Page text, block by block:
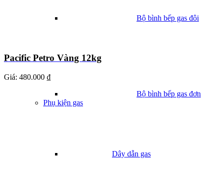
Bộ bình bếp gas đôi
Bộ bình bếp gas đơn
Phụ kiện gas
Dây dẫn gas
Pacific Petro Vàng 12kg
Giá: 480.000 ₫